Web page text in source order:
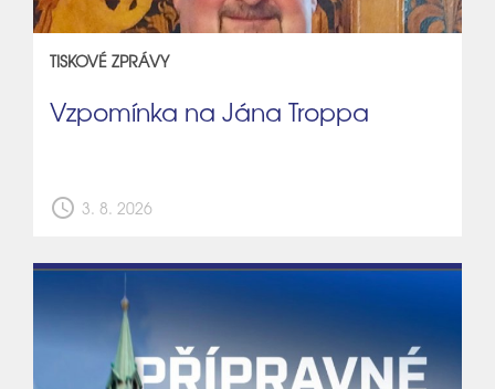
TISKOVÉ ZPRÁVY
Vzpomínka na Jána Troppa
schedule 3. 8. 2026